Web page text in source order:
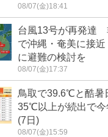
08/07(金)18:41
台風13号が再発達
で沖縄・奄美に接
に避難の検討を
08/07(金)17:37
鳥取で39.6℃と酷
35℃以上が続出で今
(7日)
08/07(金)15:59